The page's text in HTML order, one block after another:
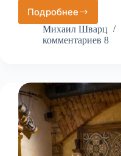
Подробнее
Карлова-
Студанка
и
Михаил Шварц
комментариев 8